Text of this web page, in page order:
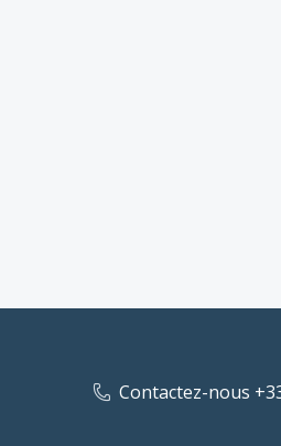
Contactez-nous